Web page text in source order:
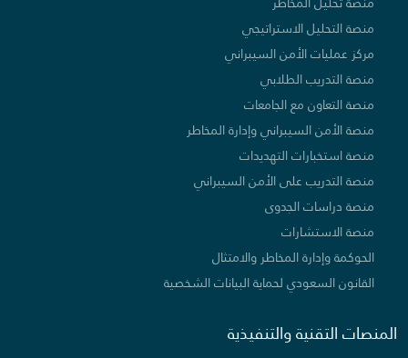
منصة التحليل الاستراتيجي
مركز عمليات الأمن السيبراني
منصة التدريب الطلابي
منصة التعاون مع الجامعات
منصة الأمن السيبراني وإدارة المخاطر
منصة استخبارات التهديدات
منصة التدريب على الأمن السيبراني
منصة دراسات الجدوى
منصة الاستشارات
الحوكمة وإدارة المخاطر والامتثال
القانون السعودي لحماية البيانات الشخصية
المنصات التقنية والتنفيذية